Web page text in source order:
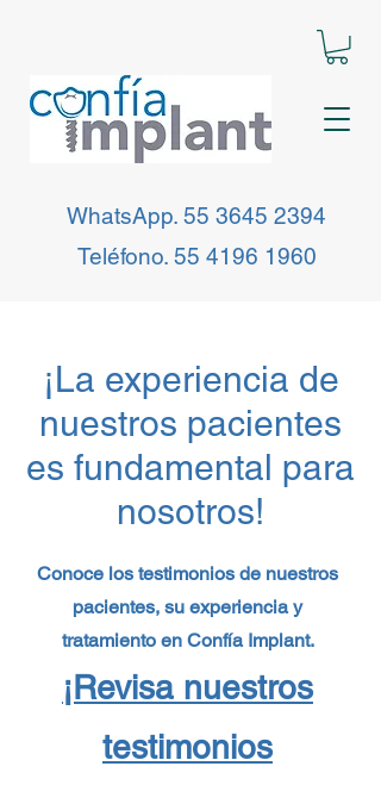
WhatsApp. 55 3645 2394
Teléfono. 55 4196 1960
¡La experiencia de
nuestros pacientes
es fundamental para
nosotros!
Conoce los testimonios de nuestros
pacientes, su experiencia y
tratamiento en Confía Implant.
¡Revisa nuestros
testimonios